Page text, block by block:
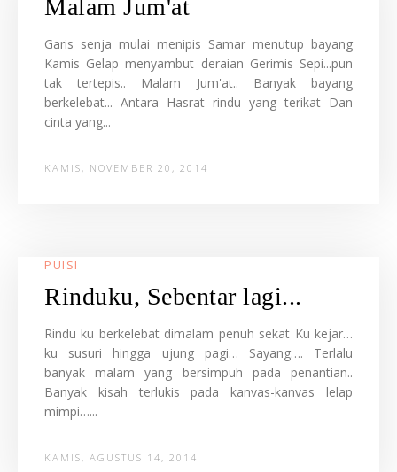
Malam Jum'at
Garis senja mulai menipis Samar menutup bayang
Kamis Gelap menyambut deraian Gerimis Sepi...pun
tak tertepis.. Malam Jum'at.. Banyak bayang
berkelebat... Antara Hasrat rindu yang terikat Dan
cinta yang...
KAMIS, NOVEMBER 20, 2014
PUISI
Rinduku, Sebentar lagi...
Rindu ku berkelebat dimalam penuh sekat Ku kejar…
ku susuri hingga ujung pagi… Sayang…. Terlalu
banyak malam yang bersimpuh pada penantian..
Banyak kisah terlukis pada kanvas-kanvas lelap
mimpi…...
KAMIS, AGUSTUS 14, 2014